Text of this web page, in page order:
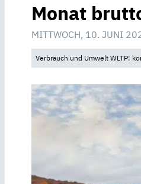
Monat
MITTWOCH, 10. JUNI
Verbrauch und Umwelt WLTP: